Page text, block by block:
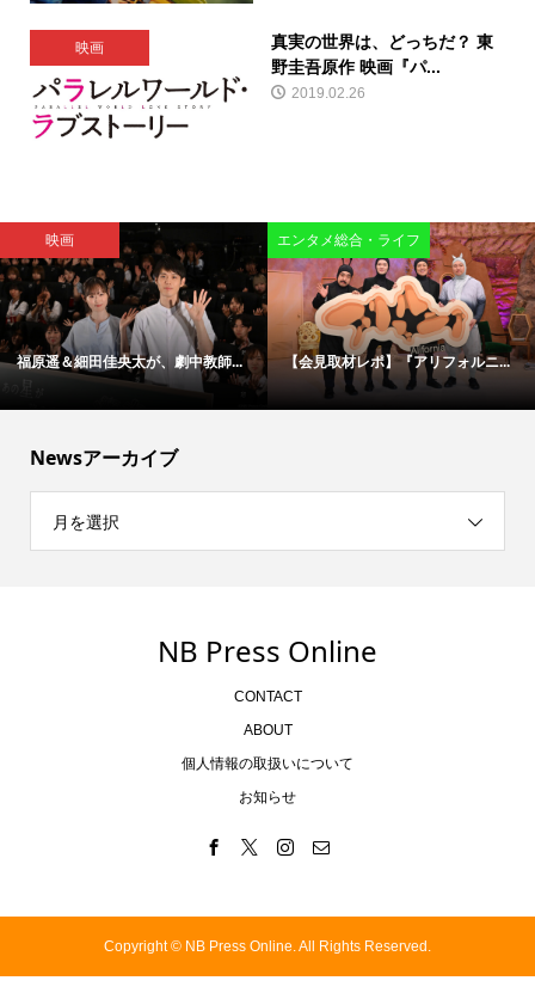
映画
真実の世界は、どっちだ？ 東
野圭吾原作 映画『パ...
2019.02.26
映画
福原遥＆細田佳央太が、劇中教師...
エンタメ総合・ライフ
【会見取材レポ】『アリフォルニ...
Newsアーカイブ
月を選択
NB Press Online
CONTACT
ABOUT
個人情報の取扱いについて
お知らせ
Copyright © NB Press Online. All Rights Reserved.